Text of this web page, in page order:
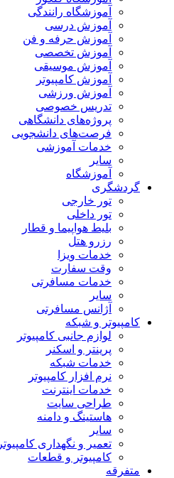
آموزشگاه رانندگی
آموزش درسی
آموزش حرفه و فن
آموزش تخصصی
آموزش موسیقی
آموزش کامپیوتر
آموزش ورزشی
تدریس خصوصی
پروژه‌های دانشگاهی
فرصت‌های دانشجویی
خدمات آموزشی
سایر
آموزشگاه
گردشگری
تور خارجی
تور داخلی
بلیط هواپیما و قطار
رزرو هتل
خدمات ویزا
وقت سفارت
خدمات مسافرتی
سایر
آژانس مسافرتی
کامپیوتر و شبکه
لوازم جانبی کامپیوتر
پرینتر و اسکنر
خدمات شبکه
نرم افزار کامپیوتر
خدمات اینترنت
طراحی سایت
هاستینگ و دامنه
سایر
تعمیر و نگهداری کامپیوتر
کامپیوتر و قطعات
متفرقه